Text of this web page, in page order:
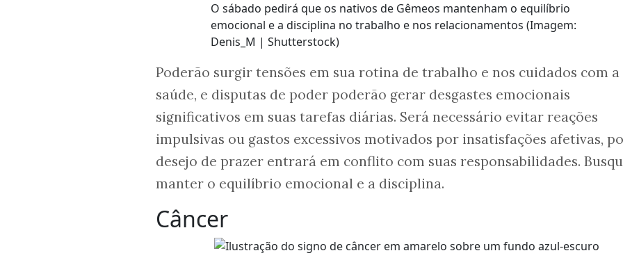
O sábado pedirá que os nativos de Gêmeos mantenham o equilíbrio
emocional e a disciplina no trabalho e nos relacionamentos (Imagem:
Denis_M | Shutterstock)
Poderão surgir tensões em sua rotina de trabalho e nos cuidados com a
saúde, e disputas de poder poderão gerar desgastes emocionais
significativos em suas tarefas diárias. Será necessário evitar reações
impulsivas ou gastos excessivos motivados por insatisfações afetivas,
desejo de prazer entrará em conflito com suas responsabilidades.
manter o equilíbrio emocional e a disciplina.
Câncer